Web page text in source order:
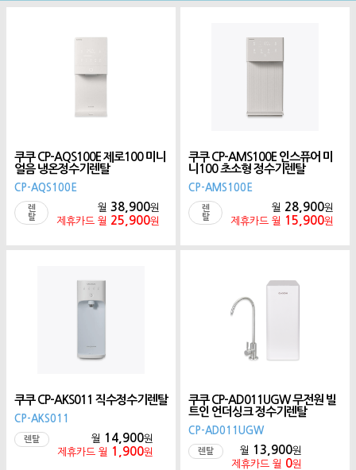
쿠쿠 CP-AQS100E 제로100 미니
얼음 냉온정수기렌탈
CP-AQS100E
렌
탈
월 38,900원
제휴카드 월 25,900원
쿠쿠 CP-AMS100E 인스퓨어 미
니100 초소형 정수기렌탈
CP-AMS100E
렌
탈
월 28,900원
제휴카드 월
15,900원
쿠쿠 CP-AKS011 직수정수기렌탈
CP-AKS011
렌탈 월 14,900원
제휴카드 월
1,900원
쿠쿠 CP-AD011UGW 무전원 빌
트인 언더싱크 정수기렌탈
CP-AD011UGW
렌탈 월 13,900원
제휴카드 월 0원